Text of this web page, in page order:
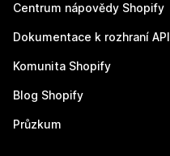
Centrum nápovědy Shopify
Dokumentace k rozhraní API
Komunita Shopify
Blog Shopify
Průzkum